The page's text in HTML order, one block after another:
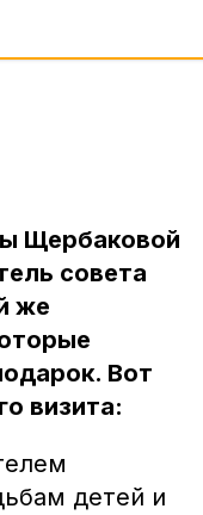
Щербаковой
совета
же
Вот
визита:
детей и